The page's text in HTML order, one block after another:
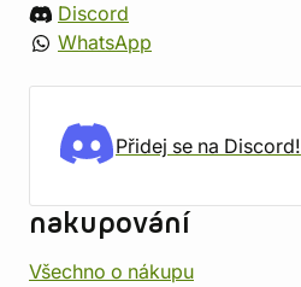
Discord
WhatsApp
Přidej se na Discord!
nakupování
Všechno o nákupu